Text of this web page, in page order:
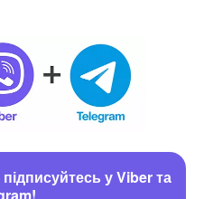
у Viber та